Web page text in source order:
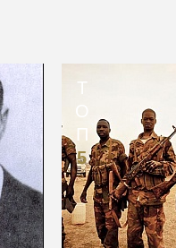
Т
О
П
5